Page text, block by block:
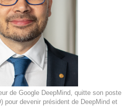
de Google DeepMind, quitte son poste
pour devenir président de DeepMind et